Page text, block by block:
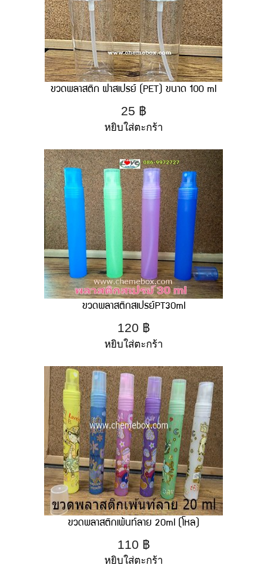
ขวดพลาสติก ฝาสเปรย์ (PET) ขนาด 100 ml
25 ฿
หยิบใส่ตะกร้า
ขวดพลาสติกสเปรย์PT30ml
120 ฿
หยิบใส่ตะกร้า
ขวดพลาสติกเพ้นท์ลาย 20ml (โหล)
110 ฿
หยิบใส่ตะกร้า